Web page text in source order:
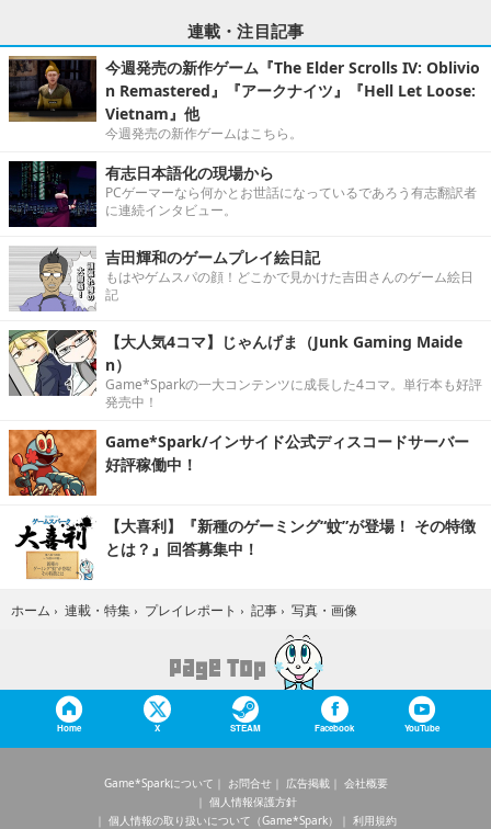
連載・注目記事
今週発売の新作ゲーム『The Elder Scrolls IV: Oblivio
n Remastered』『アークナイツ』『Hell Let Loose:
Vietnam』他
今週発売の新作ゲームはこちら。
有志日本語化の現場から
PCゲーマーなら何かとお世話になっているであろう有志翻訳者
に連続インタビュー。
吉田輝和のゲームプレイ絵日記
もはやゲムスパの顔！どこかで見かけた吉田さんのゲーム絵日
記
【大人気4コマ】じゃんげま（Junk Gaming Maide
n）
Game*Sparkの一大コンテンツに成長した4コマ。単行本も好評
発売中！
Game*Spark/インサイド公式ディスコードサーバー
好評稼働中！
【大喜利】『新種のゲーミング“蚊”が登場！ その特徴
とは？』回答募集中！
ホーム › 連載・特集 › プレイレポート › 記事 › 写真・画像
Home X STEAM Facebook YouTube
Game*Sparkについて お問合せ 広告掲載
会社概要
個人情報保護方針
個人情報の取り扱いについて（Game*Spark）
利用規約